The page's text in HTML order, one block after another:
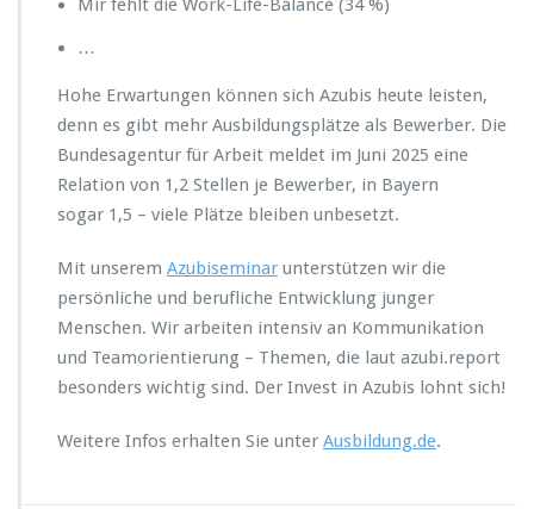
Mir fehlt die Work-Life-Balance (34 %)
…
Hohe Erwartungen können sich Azubis heute leisten,
denn es gibt mehr Ausbildungsplätze als Bewerber. Die
Bundesagentur für Arbeit meldet im Juni 2025 eine
Relation von 1,2 Stellen je Bewerber, in Bayern
sogar 1,5 – viele Plätze bleiben unbesetzt.
Mit unserem Azubiseminar unterstützen wir die
persönliche und berufliche Entwicklung junger
Menschen. Wir arbeiten intensiv an Kommunikation
und Teamorientierung – Themen, die laut azubi.report
besonders wichtig sind. Der Invest in Azubis lohnt sich!
Weitere Infos erhalten Sie unter Ausbildung.de.